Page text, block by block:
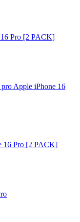
16 Pro [2 PACK]
Apple iPhone 16
16 Pro [2 PACK]